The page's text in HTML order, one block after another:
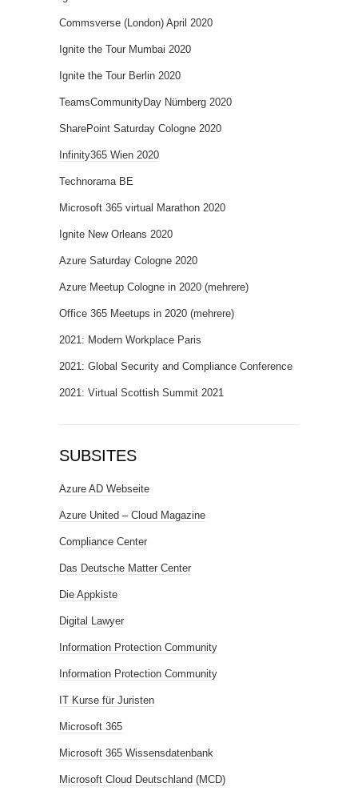
Commsverse (London) April 2020
Ignite the Tour Mumbai 2020
Ignite the Tour Berlin 2020
TeamsCommunityDay Nürnberg 2020
SharePoint Saturday Cologne 2020
Infinity365 Wien 2020
Technorama BE
Microsoft 365 virtual Marathon 2020
Ignite New Orleans 2020
Azure Saturday Cologne 2020
Azure Meetup Cologne in 2020 (mehrere)
Office 365 Meetups in 2020 (mehrere)
2021: Modern Workplace Paris
2021: Global Security and Compliance Conference
2021: Virtual Scottish Summit 2021
SUBSITES
Azure AD Webseite
Azure United – Cloud Magazine
Compliance Center
Das Deutsche Matter Center
Die Appkiste
Digital Lawyer
Information Protection Community
Information Protection Community
IT Kurse für Juristen
Microsoft 365
Microsoft 365 Wissensdatenbank
Microsoft Cloud Deutschland (MCD)